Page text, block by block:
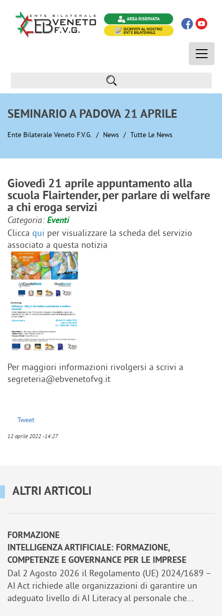
Toggle
SEMINARIO A PADOVA 21 APRILE
Ente Bilaterale Veneto F.V.G. News Tutte Le News
Giovedì 21 aprile appuntamento alla
scuola Flairtender, per parlare di welfare
a chi eroga servizi
Categoria: Eventi
Clicca qui per visualizzare la scheda del servizio
associato a questa notizia
Per maggiori informazioni rivolgersi a scrivi a
segreteria@ebvenetofvg.it
Tweet
12 aprile 2022 -14:27
ALTRI ARTICOLI
FORMAZIONE
INTELLIGENZA ARTIFICIALE: FORMAZIONE,
COMPETENZE E GOVERNANCE PER LE IMPRESE
Dal 2 Agosto 2026 il Regolamento (UE) 2024/1689 –
AI Act richiede alle organizzazioni di garantire un
adeguato livello di AI Literacy al personale che...